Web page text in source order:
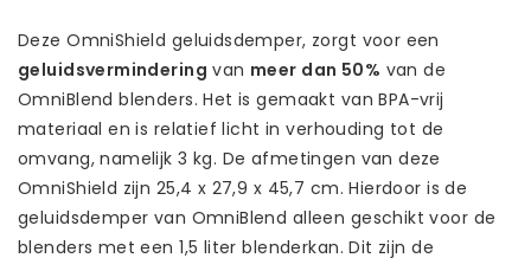
Deze OmniShield geluidsdemper, zorgt voor een
geluidsvermindering van meer dan 50% van de
OmniBlend blenders. Het is gemaakt van BPA-vrij
materiaal en is relatief licht in verhouding tot de
omvang, namelijk 3 kg. De afmetingen van deze
OmniShield zijn 25,4 x 27,9 x 45,7 cm. Hierdoor is de
geluidsdemper van OmniBlend alleen geschikt voor de
blenders met een 1,5 liter blenderkan. Dit zijn de